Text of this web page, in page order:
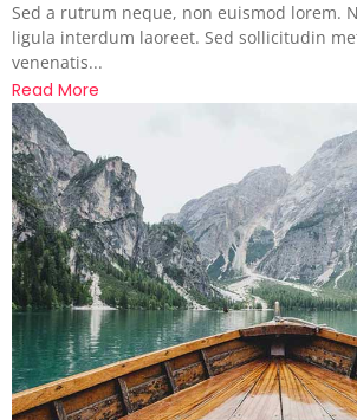
Sed a rutrum neque, non euismod lorem.
ligula interdum laoreet. Sed sollicitudin
venenatis...
Read More